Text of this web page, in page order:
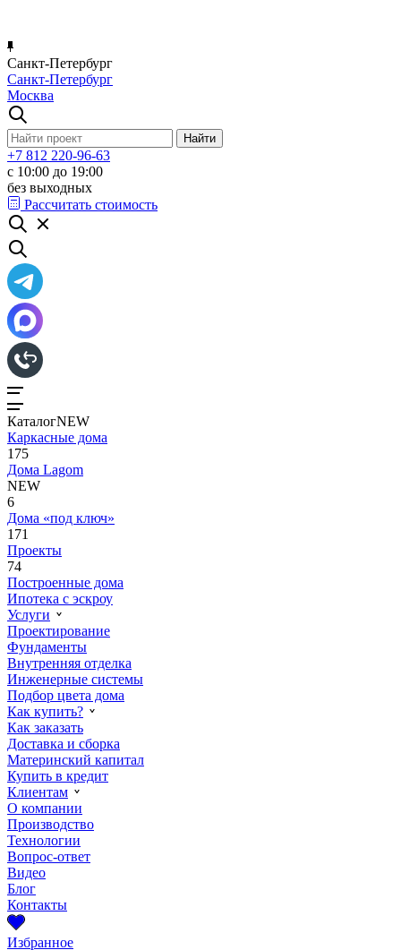
Санкт-Петербург
Санкт-Петербург
Москва
+7 812 220-96-63
с 10:00 до 19:00
без выходных
Рассчитать стоимость
КаталогNEW
Каркасные дома
175
Дома Lagom
NEW
6
Дома «под ключ»
171
Проекты
74
Построенные дома
Ипотека с эскроу
Услуги
Проектирование
Фундаменты
Внутренняя отделка
Инженерные системы
Подбор цвета дома
Как купить?
Как заказать
Доставка и сборка
Материнский капитал
Купить в кредит
Клиентам
О компании
Производство
Технологии
Вопрос-ответ
Видео
Блог
Контакты
Избранное